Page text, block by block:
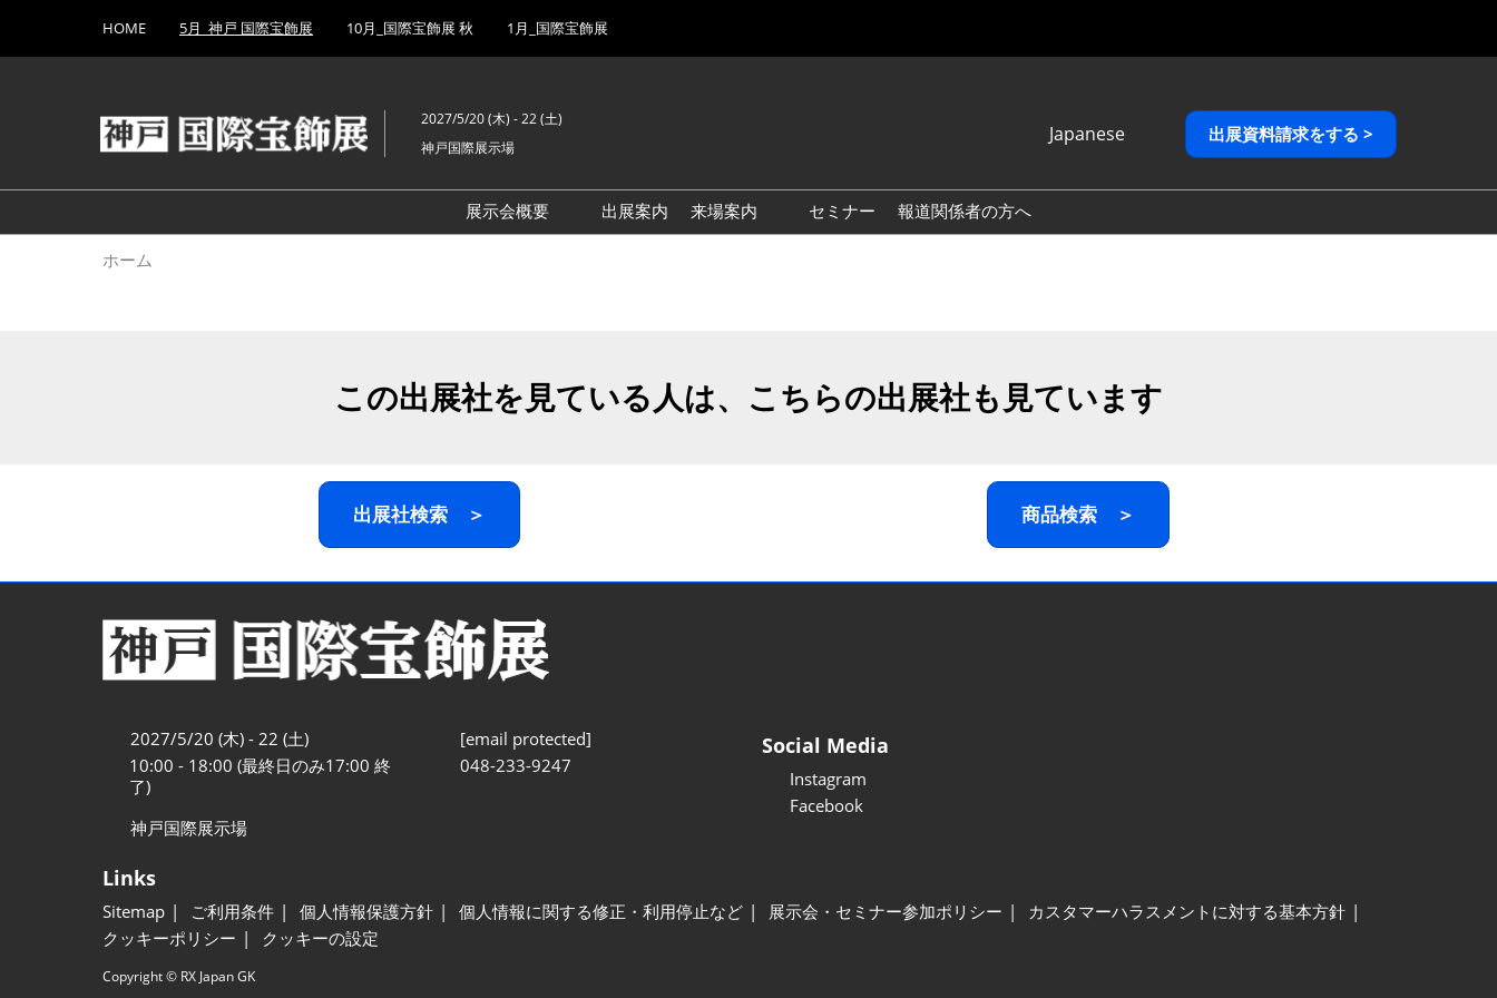
キ
し
て
to
HOME 5月_神戸 国際宝飾展 10月_国際宝飾展 秋 1月_国際宝飾展
2027/5/20 (木) - 22 (土)
神戸国際展示場
Japanese
English
繁體中文
出展資料請求をする >
展示会概要
出展案内
来場案内
セミナー 報道関係者の方へ
ホーム
この出展社を見ている人は、こちらの出展社も見ています
出展社検索 ＞ 商品検索 ＞
2027/5/20 (木) - 22 (土)
10:00 - 18:00 (最終日のみ17:00 終
了)
神戸国際展示場
[email protected]
048-233-9247
Social Media
Instagram
Facebook
Links
Sitemap ご利用条件 個人情報保護方針 個人情報に関する修正・利用停止など 展示会・セミナー参加ポリシー
カスタマーハラスメントに対する基本方針
クッキーポリシー
クッキーの設定
Copyright © RX Japan GK